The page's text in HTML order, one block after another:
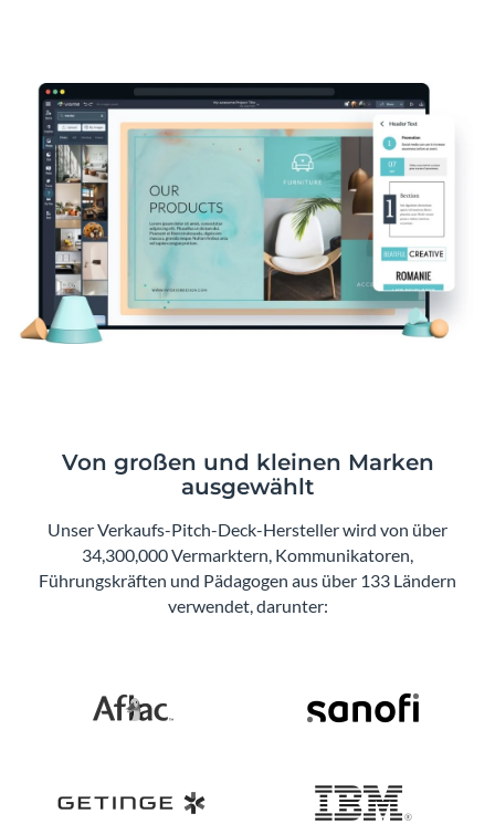
Von großen und kleinen Marken
ausgewählt
Unser Verkaufs-Pitch-Deck-Hersteller wird von über
34,300,000 Vermarktern, Kommunikatoren,
Führungskräften und Pädagogen aus über 133 Ländern
verwendet, darunter: